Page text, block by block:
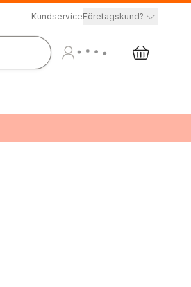
KundserviceFöretagskund?